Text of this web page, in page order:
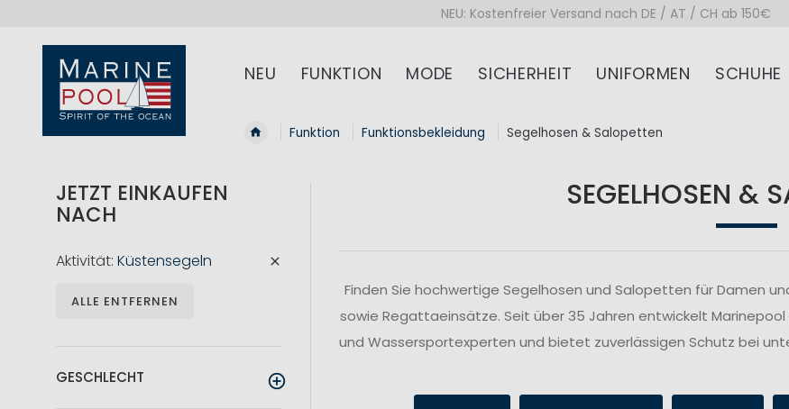
NEU: Kostenfreier Versand nach DE / AT / CH ab 150€
NEU FUNKTION MODE SICHERHEIT UNIFORMEN SCHUHE
Funktion Funktionsbekleidung Segelhosen & Salopetten
SEGELHOSEN &
Finden Sie hochwertige Segelhosen und Salopetten für Damen
sowie Regattaeinsätze. Seit über 35 Jahren entwickelt
und Wassersportexperten und bietet zuverlässigen Schutz bei
JETZT EINKAUFEN
NACH
Aktivität Küstensegeln
ALLE ENTFERNEN
GESCHLECHT